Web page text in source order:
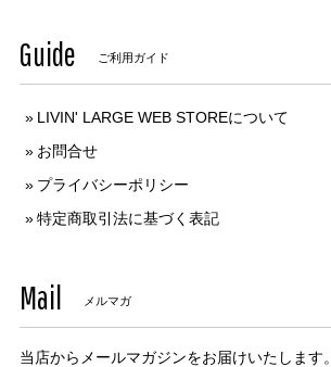
Guide ご利用ガイド
LIVIN' LARGE WEB STOREについて
お問合せ
プライバシーポリシー
特定商取引法に基づく表記
Mail メルマガ
当店からメールマガジンをお届けいたします。